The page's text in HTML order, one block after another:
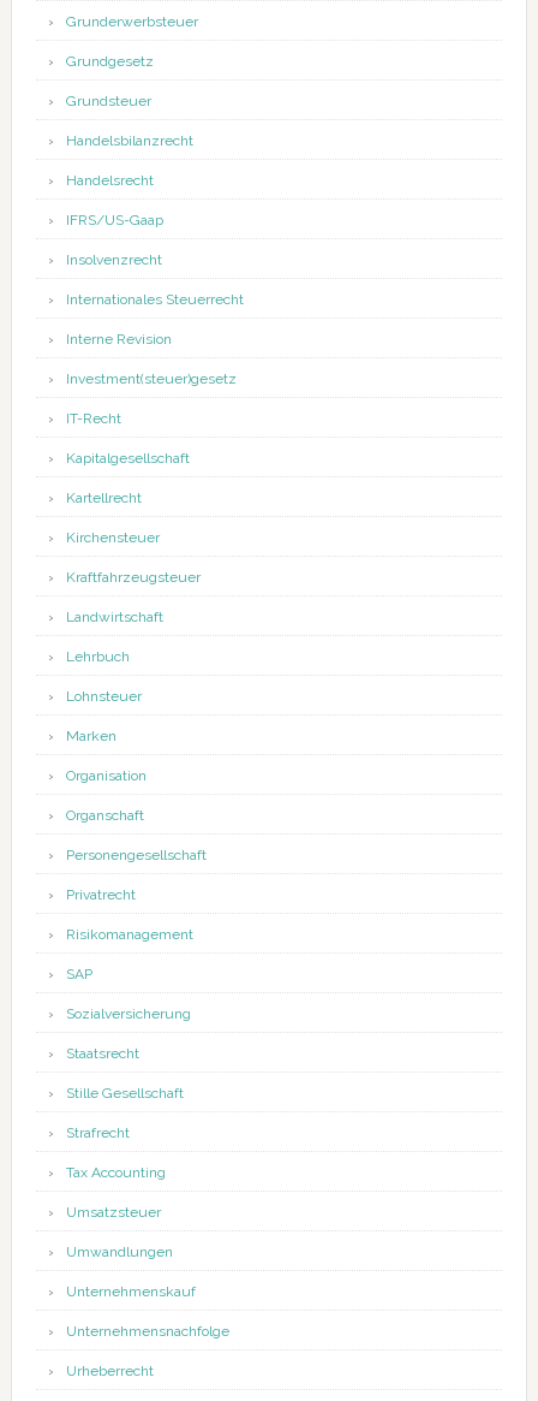
Grunderwerbsteuer
Grundgesetz
Grundsteuer
Handelsbilanzrecht
Handelsrecht
IFRS/US-Gaap
Insolvenzrecht
Internationales Steuerrecht
Interne Revision
Investment(steuer)gesetz
IT-Recht
Kapitalgesellschaft
Kartellrecht
Kirchensteuer
Kraftfahrzeugsteuer
Landwirtschaft
Lehrbuch
Lohnsteuer
Marken
Organisation
Organschaft
Personengesellschaft
Privatrecht
Risikomanagement
SAP
Sozialversicherung
Staatsrecht
Stille Gesellschaft
Strafrecht
Tax Accounting
Umsatzsteuer
Umwandlungen
Unternehmenskauf
Unternehmensnachfolge
Urheberrecht